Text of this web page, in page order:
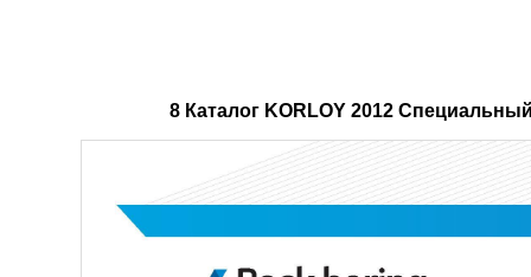
8 Каталог KORLOY 2012